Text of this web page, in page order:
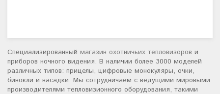
Специализированный магазин охотничьих тепловизоров и
приборов ночного видения. В наличии более 3000 моделей
различных типов: прицелы, цифровые монокуляры, очки,
бинокли и насадки. Мы сотрудничаем с ведущими мировыми
производителями тепловизионного оборудования, такими